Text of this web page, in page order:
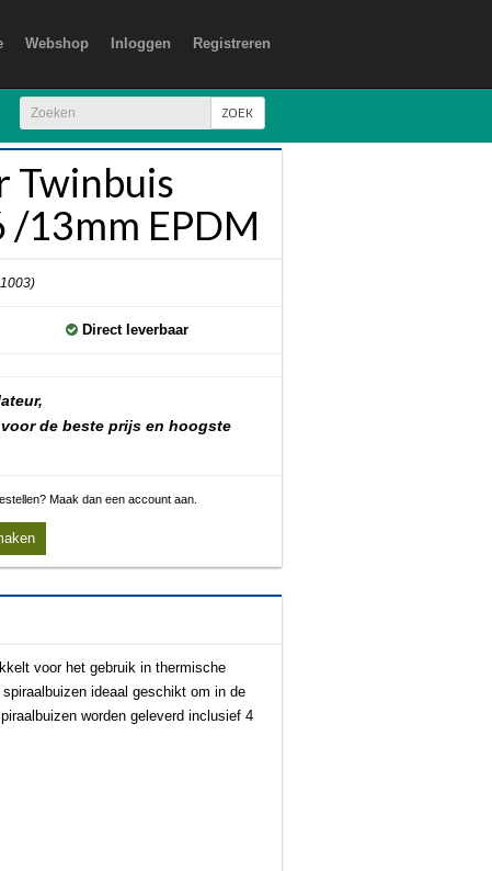
Webshop Inloggen Registreren
ZOEK
Twinbuis
/13mm EPDM
Direct leverbaar
de beste prijs en hoogste
Maak dan een account aan.
voor het gebruik in thermische
ideaal geschikt om in de
worden geleverd inclusief 4